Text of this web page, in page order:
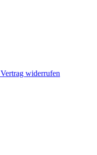
Vertrag widerrufen